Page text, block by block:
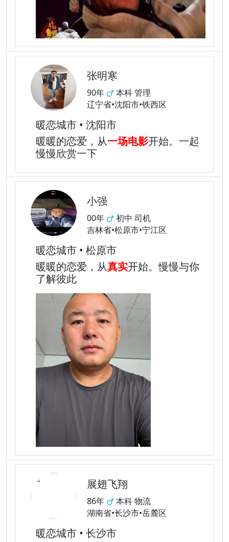
张明寒
90年
本科 管理
辽宁省•沈阳市•铁西区
暖恋城市 • 沈阳市
暖暖的恋爱，从一场电影开始。一起
慢慢欣赏一下
小强
00年
初中 司机
吉林省•松原市•宁江区
暖恋城市 • 松原市
暖暖的恋爱，从真实开始。慢慢与你
了解彼此
展翅飞翔
86年
本科 物流
湖南省•长沙市•岳麓区
暖恋城市 • 长沙市